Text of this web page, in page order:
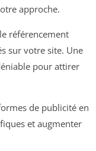
approche.
référencement
sur votre site. Une
pour attirer
de publicité en
et augmenter